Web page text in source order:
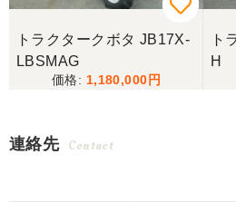
トラクタークボタ JB17X-
LBSMAG
1,180,000
ト
H
連絡先 Contact